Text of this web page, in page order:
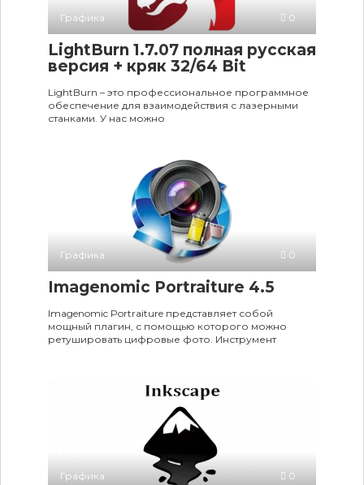
Графика 0
LightBurn 1.7.07 полная русская
версия + кряк 32/64 Bit
LightBurn – это профессиональное программное
обеспечение для взаимодействия с лазерными
станками. У нас можно
Графика 0
Imagenomic Portraiture 4.5
Imagenomic Portraiture представляет собой
мощный плагин, с помощью которого можно
ретушировать цифровые фото. Инструмент
Графика 0